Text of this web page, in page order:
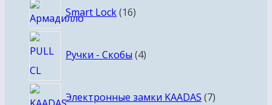
Smart Lock 1616
Ручки - Скобы 4товара
Электронные замки KAADAS 77